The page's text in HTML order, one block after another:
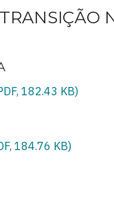
182.43 KB)
184.76 KB)